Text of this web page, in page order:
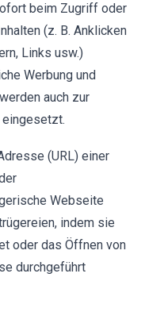
beim Zugriff oder
(z. B. Anklicken
Links usw.)
Werbung und
werden auch zur
eingesetzt.
(URL) einer
Webseite
indem sie
oder das Öffnen von
durchgeführt